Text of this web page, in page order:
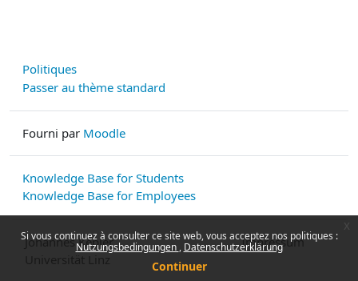
Si vous continuez à consulter ce site web, vous acceptez nos politiques :
Nutzungsbedingungen Datenschutzerklärung
Continuer
Politiques
Passer au thème standard
Fourni par Moodle
Knowledge Base for Students
Knowledge Base for Employees
Johannes Kepler
Impressum